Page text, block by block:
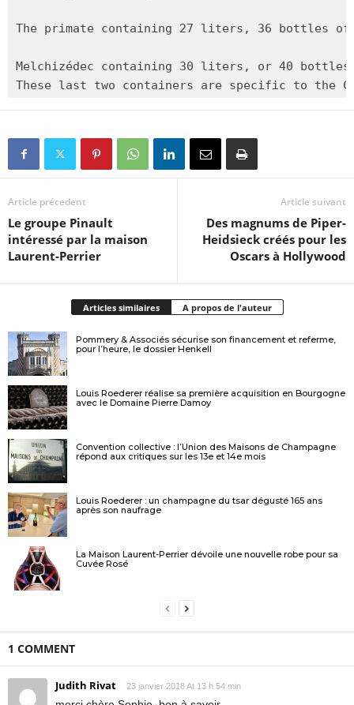
The primate containing 27 liters, 36 bottles
Melchizédec containing 30 liters, or 40
These last two containers are specific to the
Article précedent
Le groupe Pinault
intéressé par la maison
Laurent-Perrier
Article suivant
Des magnums de Piper-
Heidsieck créés pour les
Oscars à Hollywood
Articles similaires A propos de l'auteur
Pommery & Associés sécurise son financement et referme,
pour l’heure, le dossier Henkell
Louis Roederer réalise sa première acquisition en Bourgogne
avec le Domaine Pierre Damoy
Convention collective : l’Union des Maisons de Champagne
répond aux critiques sur les 13e et 14e mois
Louis Roederer : un champagne du tsar dégusté 165 ans
après son naufrage
La Maison Laurent-Perrier dévoile une nouvelle robe pour sa
Cuvée Rosé
1 COMMENT
Judith Rivat 23 janvier 2018 At 13 h 54 min